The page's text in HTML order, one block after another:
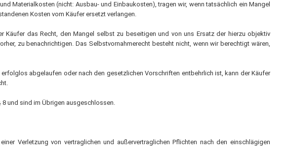
Materialkosten (nicht: Ausbau- und Einbaukosten), tragen wir, wenn tatsächlich ein Mangel
Kosten vom Käufer ersetzt verlangen.
Käufer das Recht, den Mangel selbst zu beseitigen und von uns Ersatz der hierzu objektiv
zu benachrichtigen. Das Selbstvornahmerecht besteht nicht, wenn wir berechtigt wären,
abgelaufen oder nach den gesetzlichen Vorschriften entbehrlich ist, kann der Käufer
und sind im Übrigen ausgeschlossen.
Verletzung von vertraglichen und außervertraglichen Pflichten nach den einschlägigen